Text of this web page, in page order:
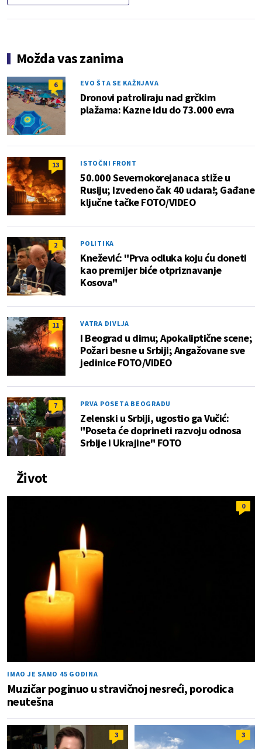
Možda vas zanima
6 EVO ŠTA SE KAŽNJAVA
Dronovi patroliraju nad grčkim
plažama: Kazne idu do 73.000 evra
13 ISTOČNI FRONT
50.000 Severnokorejanaca stiže u
Rusiju; Izvedeno čak 40 udara!; Gađane
ključne tačke FOTO/VIDEO
2 POLITIKA
Knežević: "Prva odluka koju ću doneti
kao premijer biće otpriznavanje
Kosova"
11 VATRA DIVLJA
I Beograd u dimu; Apokaliptične scene;
Požari besne u Srbiji; Angažovane sve
jedinice FOTO/VIDEO
7 PRVA POSETA BEOGRADU
Zelenski u Srbiji, ugostio ga Vučić:
"Poseta će doprineti razvoju odnosa
Srbije i Ukrajine" FOTO
Život
0
IMAO JE SAMO 45 GODINA
Muzičar poginuo u stravičnoj nesreći, porodica
neutešna
3 3